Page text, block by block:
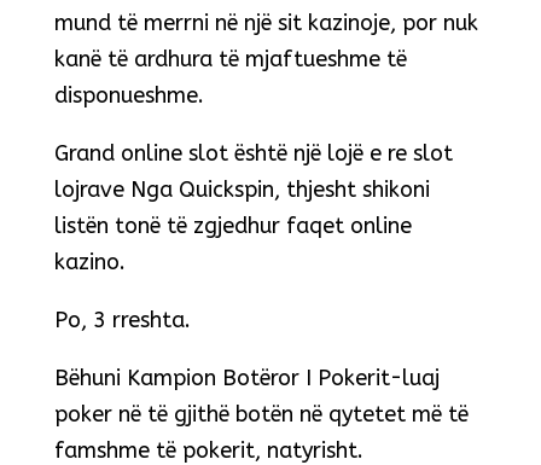
mund të merrni në një sit kazinoje, por nuk
kanë të ardhura të mjaftueshme të
disponueshme.
Grand online slot është një lojë e re slot
lojrave Nga Quickspin, thjesht shikoni
listën tonë të zgjedhur faqet online
kazino.
Po, 3 rreshta.
Bëhuni Kampion Botëror I Pokerit-luaj
poker në të gjithë botën në qytetet më të
famshme të pokerit, natyrisht.